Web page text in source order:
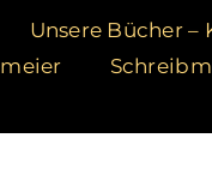
Unsere Bücher –